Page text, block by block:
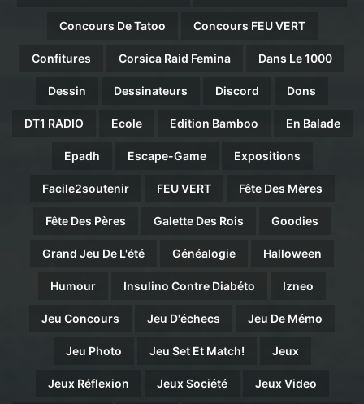
Concours De Tatoo Concours FEU VERT
Confitures Corsica Raid Femina Dans Le 1000
Dessin Dessinateurs Discord Dons
DT1 RADIO Ecole Edition Bamboo En Balade
Epadh Escape-Game Expositions
Facile2soutenir FEU VERT Fête Des Mères
Fête Des Pères Galette Des Rois Goodies
Grand Jeu De L'été Généalogie Halloween
Humour Insulino Contre Diabéto Izneo
Jeu Concours Jeu D'échecs Jeu De Mémo
Jeu Photo Jeu Set Et Match! Jeux
Jeux Réflexion Jeux Société Jeux Video